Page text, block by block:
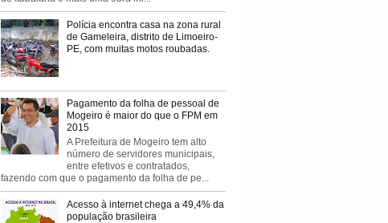
Polícia encontra casa na zona rural
de Gameleira, distrito de Limoeiro-
PE, com muitas motos roubadas.
Pagamento da folha de pessoal de
Mogeiro é maior do que o FPM em
2015
A Prefeitura de Mogeiro tem alto
número de servidores municipais,
entre efetivos e contratados,
fazendo com que o pagamento da folha de pe...
Acesso à internet chega a 49,4% da
população brasileira